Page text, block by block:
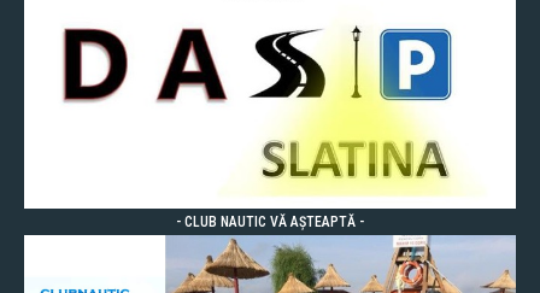
- CLUB NAUTIC VĂ AȘTEAPTĂ -